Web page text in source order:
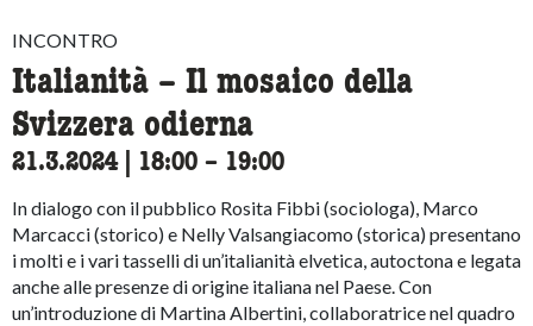
INCONTRO
Italianità – Il mosaico della
Svizzera odierna
21.3.2024| 18:00 accessibility.time_to
– 19:00
In dialogo con il pubblico Rosita Fibbi (sociologa), Marco
Marcacci (storico) e Nelly Valsangiacomo (storica) presentano
i molti e i vari tasselli di un’italianità elvetica, autoctona e legata
anche alle presenze di origine italiana nel Paese. Con
un’introduzione di Martina Albertini, collaboratrice nel quadro